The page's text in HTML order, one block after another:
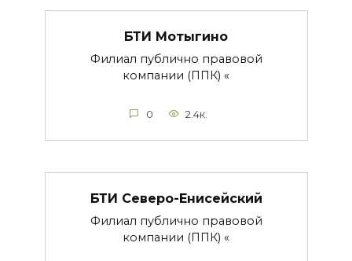
БТИ Мотыгино
Филиал публично правовой
компании (ППК) «
0 2.4к.
БТИ Северо-Енисейский
Филиал публично правовой
компании (ППК) «